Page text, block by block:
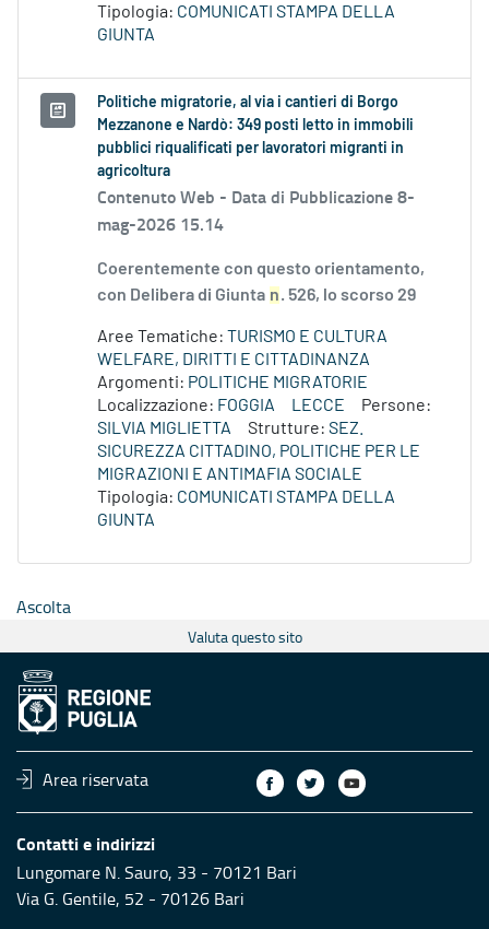
Tipologia: COMUNICATI STAMPA DELLA
GIUNTA
Politiche migratorie, al via i cantieri di Borgo
Mezzanone e Nardò: 349 posti letto in immobili
pubblici riqualificati per lavoratori migranti in
agricoltura
Contenuto Web - Data di Pubblicazione 8-
mag-2026 15.14
Coerentemente con questo orientamento,
con Delibera di Giunta n. 526, lo scorso 29
Aree Tematiche: TURISMO E CULTURA
WELFARE, DIRITTI E CITTADINANZA
Argomenti: POLITICHE MIGRATORIE
Localizzazione: FOGGIA LECCE
Persone:
SILVIA MIGLIETTA
Strutture: SEZ.
SICUREZZA CITTADINO, POLITICHE PER LE
MIGRAZIONI E ANTIMAFIA SOCIALE
Tipologia: COMUNICATI STAMPA DELLA
GIUNTA
Ascolta
Valuta questo sito
Area riservata
Contatti e indirizzi
Lungomare N. Sauro, 33 - 70121 Bari
Via G. Gentile, 52 - 70126 Bari